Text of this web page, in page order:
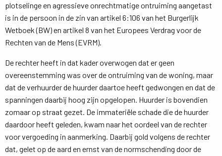
plotselinge en agressieve onrechtmatige ontruiming aangetast
is in de persoon in de zin van artikel 6:106 van het Burgerlijk
Wetboek (BW) en artikel 8 van het Europees Verdrag voor de
Rechten van de Mens (EVRM).
De rechter heeft in dat kader overwogen dat er geen
overeenstemming was over de ontruiming van de woning, maar
dat de verhuurder de huurder daartoe heeft gedwongen en dat de
spanningen daarbij hoog zijn opgelopen. Huurder is bovendien
zomaar op straat gezet. De immateriële schade die de huurder
daardoor heeft geleden, kwam naar het oordeel van de rechter
voor vergoeding in aanmerking. Daarbij gold volgens de rechter
dat, gelet op de aard en ernst van de normschending door de